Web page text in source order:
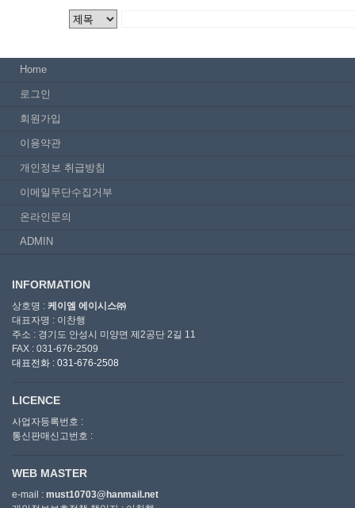
Home
로그인
회원가입
이용약관
개인정보 취급방침
이메일무단수집거부
온라인문의
ADMIN
INFORMATION
상호명 : 케이엠 에이시스㈜
대표자명 : 이찬행
주소 : 경기도 안성시 미양면 제2공단 2길 11
FAX : 031-676-2509
대표전화 : 031-676-2508
LICENCE
사업자등록번호 :
통신판매신고번호 :
WEB MASTER
e-mail : must10703@hanmail.net